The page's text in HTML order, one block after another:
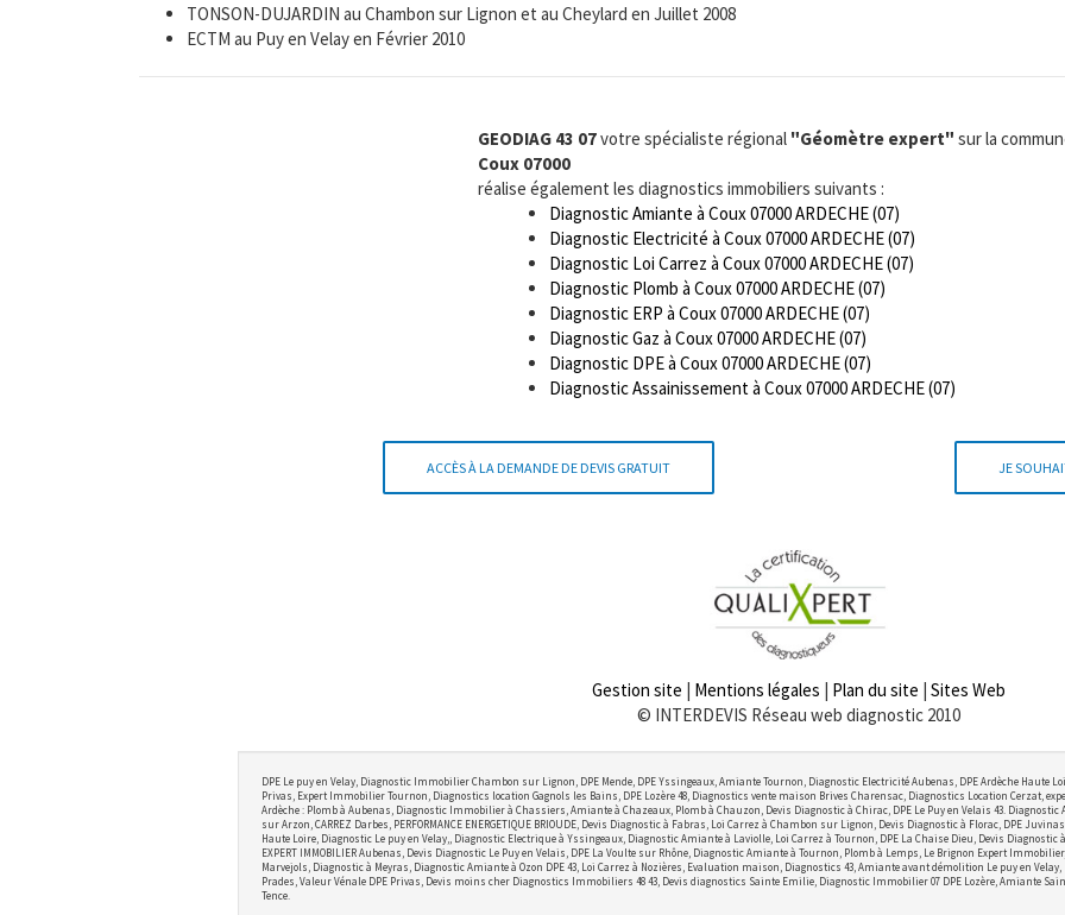
TONSON-DUJARDIN au Chambon sur Lignon et au Cheylard en Juillet 2008
ECTM au Puy en Velay en Février 2010
GEODIAG 43 07votre spécialiste régional "Géomètre expert" sur la
Coux 07000
réalise également les diagnostics immobiliers suivants :
Diagnostic Amiante à Coux 07000 ARDECHE (07)
Diagnostic Electricité à Coux 07000 ARDECHE (07)
Diagnostic Loi Carrez à Coux 07000 ARDECHE (07)
Diagnostic Plomb à Coux 07000 ARDECHE (07)
Diagnostic ERP à Coux 07000 ARDECHE (07)
Diagnostic Gaz à Coux 07000 ARDECHE (07)
Diagnostic DPE à Coux 07000 ARDECHE (07)
Diagnostic Assainissement à Coux 07000 ARDECHE (07)
ACCÈS À LA DEMANDE DE DEVIS GRATUIT JE
Gestion site | Mentions légales | Plan du site | Sites Web
© INTERDEVIS Réseau web diagnostic 2010
DPE Le puy en Velay, Diagnostic Immobilier Chambon sur Lignon, DPE Mende, DPE Yssingeaux, Amiante Tournon, Diagnostic Electricité Aubenas, DPE Ardèche
Privas, Expert Immobilier Tournon, Diagnostics location Gagnols les Bains, DPE Lozère 48, Diagnostics vente maison Brives Charensac, Diagnostics Location Cerzat,
Ardèche : Plomb à Aubenas, Diagnostic Immobilier à Chassiers, Amiante à Chazeaux, Plomb à Chauzon, Devis Diagnostic à Chirac, DPE Le Puy en Velais 43.
sur Arzon, CARREZ Darbes, PERFORMANCE ENERGETIQUE BRIOUDE, Devis Diagnostic à Fabras, Loi Carrez à Chambon sur Lignon, Devis Diagnostic à Florac, DPE
Haute Loire, Diagnostic Le puy en Velay,, Diagnostic Electrique à Yssingeaux, Diagnostic Amiante à Laviolle, Loi Carrez à Tournon, DPE La Chaise Dieu, Devis
EXPERT IMMOBILIER Aubenas, Devis Diagnostic Le Puy en Velais, DPE La Voulte sur Rhône, Diagnostic Amiante à Tournon, Plomb à Lemps, Le Brignon Expert
Marvejols, Diagnostic à Meyras, Diagnostic Amiante à Ozon DPE 43, Loi Carrez à Nozières, Evaluation maison, Diagnostics 43, Amiante avant démolition Le puy en
Prades, Valeur Vénale DPE Privas, Devis moins cher Diagnostics Immobiliers 48 43, Devis diagnostics Sainte Emilie, Diagnostic Immobilier 07 DPE Lozère, Amiante
Tence.